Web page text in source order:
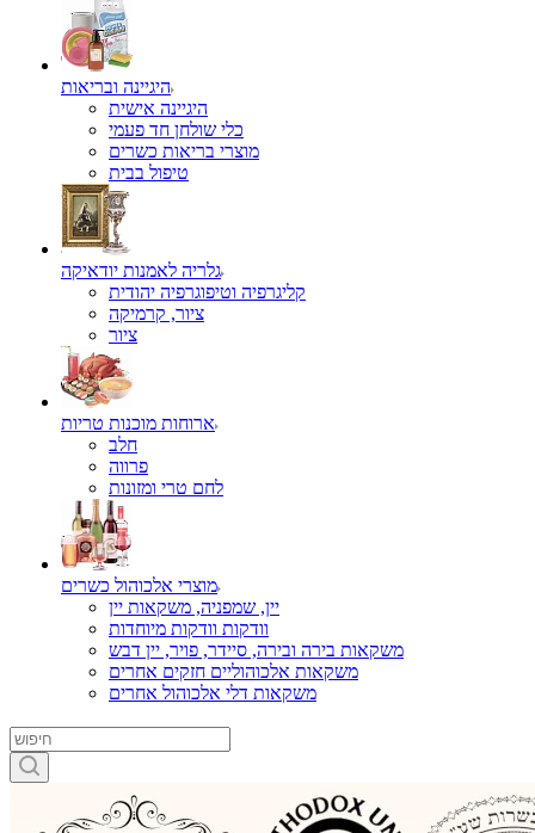
היגיינה ובריאות
היגיינה אישית
כלי שולחן חד פעמי
מוצרי בריאות כשרים
טיפול בבית
גלריה לאמנות יודאיקה
קליגרפיה וטיפוגרפיה יהודית
ציור, קרמיקה
ציור
ארוחות מוכנות טריות
חלב
פרווה
לחם טרי ומזונות
מוצרי אלכוהול כשרים
יין, שמפניה, משקאות יין
וודקות וודקות מיוחדות
משקאות בירה ובירה, סיידר, פויר, יין דבש
משקאות אלכוהוליים חזקים אחרים
משקאות דלי אלכוהול אחרים